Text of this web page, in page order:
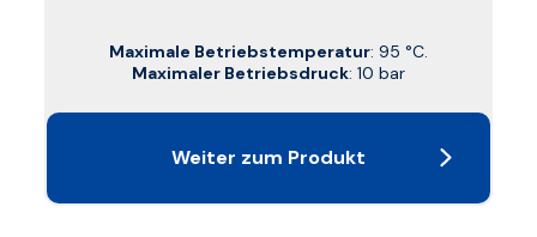
Maximale Betriebstemperatur: 95 °C.
Maximaler Betriebsdruck: 10 bar
Weiter zum Produkt